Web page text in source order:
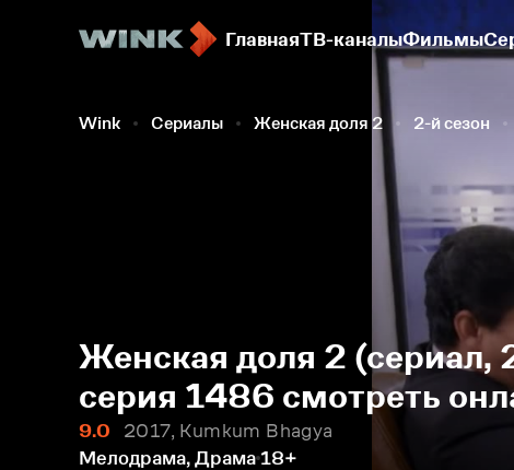
ГлавнаяТВ-каналыФильмы
Wink Сериалы Женская доля 2 2-й сезон
Женская доля 2 (сериал,
серия 1486 смотреть
9.0
2017, Kumkum Bhagya
Мелодрама, Драма 18+